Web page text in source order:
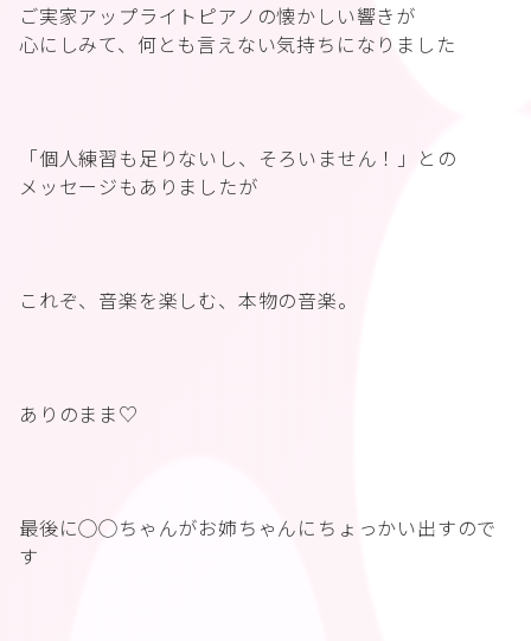
ご実家アップライトピアノの懐かしい響きが
心にしみて、何とも言えない気持ちになりました
「個人練習も足りないし、そろいません！」との
メッセージもありましたが
これぞ、音楽を楽しむ、本物の音楽。
ありのまま♡
最後に◯◯ちゃんがお姉ちゃんにちょっかい出すので
す